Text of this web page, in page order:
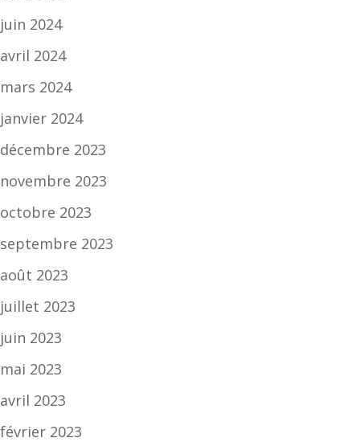
juin 2024
avril 2024
mars 2024
janvier 2024
décembre 2023
novembre 2023
octobre 2023
septembre 2023
août 2023
juillet 2023
juin 2023
mai 2023
avril 2023
février 2023